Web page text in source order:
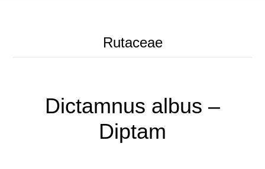
Rutaceae
Dictamnus albus –
Diptam